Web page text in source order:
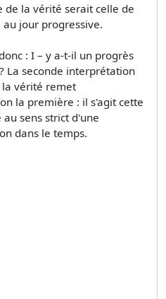
de la vérité serait celle de
jour progressive.
: I – y a-t-il un progrès
La seconde interprétation
la vérité remet
la première : il s'agit cette
sens strict d'une
dans le temps.